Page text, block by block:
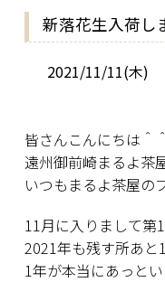
新落花生入荷し
2021/11/11(木)
皆さんこんにちは＾＾
遠州御前崎まるよ茶
いつもまるよ茶屋の
11月に入りまして第
2021年も残す所あと
1年が本当にあっとい